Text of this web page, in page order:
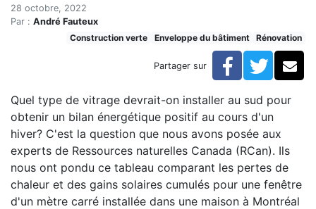
Accueil
Articles
Construction verte
Le bilan énergétique d'une fenêtre posée au sud
Le bilan énergétique d'une
28 octobre, 2022
Par : André Fauteux
Construction verte
Enveloppe du bâtiment Rénovation
Partager sur Facebook
Quel type de vitrage devrait-on installer au sud pour
obtenir un bilan énergétique positif au cours d'un
hiver? C'est la question que nous avons posée aux
experts de Ressources naturelles Canada (RCan). Ils
nous ont pondu ce tableau comparant les pertes de
chaleur et des gains solaires cumulés pour une fenêtre
d'un mètre carré installée dans une maison à Montréal